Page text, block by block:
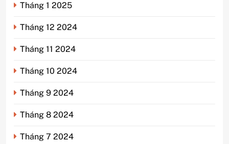
Tháng 1 2025
Tháng 12 2024
Tháng 11 2024
Tháng 10 2024
Tháng 9 2024
Tháng 8 2024
Tháng 7 2024